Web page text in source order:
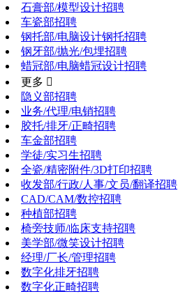
石膏部/模型设计招聘
车瓷部招聘
钢托部/电脑设计钢托招聘
钢牙部/抛光/包埋招聘
蜡冠部/电脑蜡冠设计招聘
更多 
隐义部招聘
业务/代理/电销招聘
胶托/排牙/正畸招聘
车金部招聘
学徒/实习生招聘
全瓷/精密附件/3D打印招聘
收发部/行政/人事/文员/翻译招聘
CAD/CAM/数控招聘
种植部招聘
椅旁技师/临床支持招聘
美学部/微笑设计招聘
经理/厂长/管理招聘
数字化排牙招聘
数字化正畸招聘